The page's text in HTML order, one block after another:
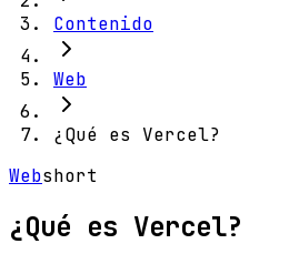
Contenido
Web
¿Qué es Vercel?
Webshort
¿Qué es Vercel?